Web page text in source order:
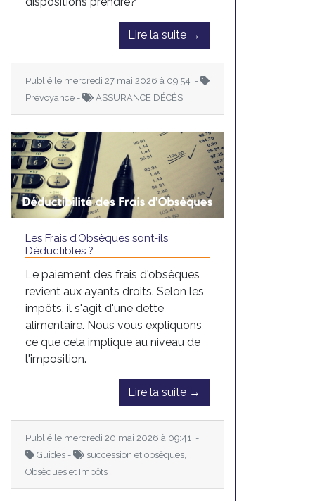
Lire la suite →
Publié le mercredi 27 mai 2026 à 09:54 -
Prévoyance -
ASSURANCE DÉCÈS
Les Frais d’Obsèques sont-ils
Déductibles ?
Le paiement des frais d'obsèques
revient aux ayants droits. Selon les
impôts, il s'agit d'une dette
alimentaire. Nous vous expliquons
ce que cela implique au niveau de
l'imposition.
Lire la suite →
Publié le mercredi 20 mai 2026 à 09:41 -
Guides -
succession et obsèques,
Obsèques et Impôts